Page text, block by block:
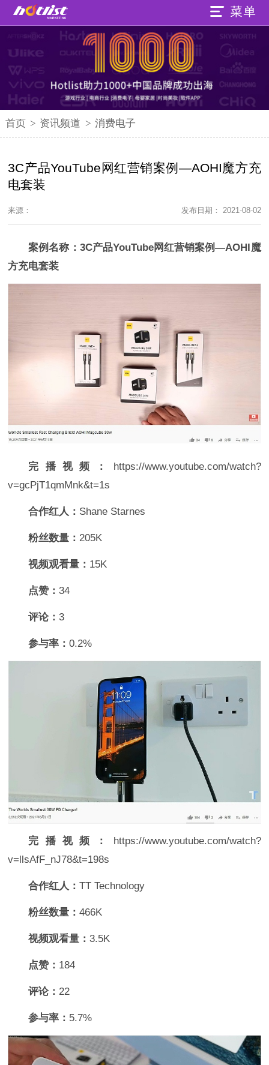
首页 > 资讯频道 > 消费电子
3C产品YouTube网红营销案例—AOHI魔方充
电套装
来源： 发布日期： 2021-08-02
案例名称： 3C产品YouTube网红营销案例—AOHI魔
方充电套装
完播视频：
https://www.youtube.com/watch?
v=gcPjT1qmMnk&t=1s
合作红人： Shane Starnes
粉丝数量：205K
视频观看量： 15K
点赞：34
评论：3
参与率：0.2%
完播视频： https://www.youtube.com/watch?
v=llsAfF_nJ78&t=198s
合作红人：TT Technology
粉丝数量：466K
视频观看量：3.5K
点赞： 184
评论：22
参与率： 5.7%